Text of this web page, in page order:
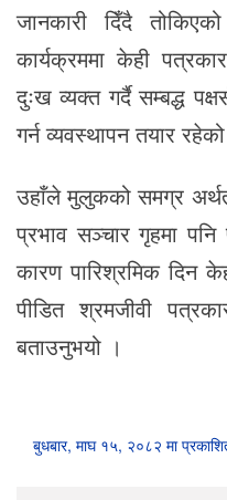
जानकारी दिँदै तोकिएको
कार्यक्रममा केही
दुःख व्यक्त गर्दै सम्बद्ध
गर्न व्यवस्थापन तयार
उहाँले मुलुकको समग्र
प्रभाव सञ्चार गृहमा
कारण पारिश्रमिक दिन
पीडित श्रमजीवी
बताउनुभयो ।
बुधबार, माघ १५, २०८२ मा